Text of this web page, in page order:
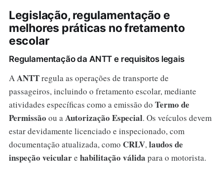
Legislação, regulamentação e
melhores práticas no fretamento
escolar
Regulamentação da ANTT e requisitos legais
AANTTregula as operações de transporte de
passageiros, incluindo o fretamento escolar, mediante
atividades específicas como a emissão do Termo de
Permissão ou aAutorização Especial. Os veículos devem
estar devidamente licenciado e inspecionado, com
documentação atualizada, como CRLV,laudos de
inspeção veiculare habilitação válida para o motorista.